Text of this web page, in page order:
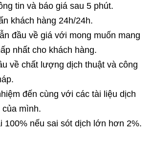
tin và báo giá sau 5 phút.
khách hàng 24h/24h.
đầu về giá với mong muốn mang
nhất cho khách hàng.
về chất lượng dịch thuật và công
đến cùng với các tài liệu dịch
mình.
100% nếu sai sót dịch lớn hơn 2%.